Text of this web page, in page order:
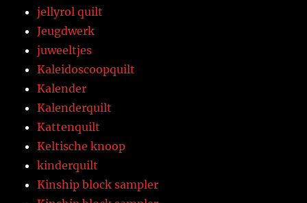
jellyrol quilt
Jeugdwerk
juweeltjes
Kaleidoscoopquilt
Kalender
Kalenderquilt
Kattenquilt
Keltische knoop
kinderquilt
Kinship block sampler